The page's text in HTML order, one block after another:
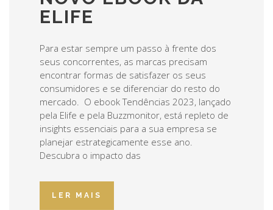
ELIFE
Para estar sempre um passo à frente dos
seus concorrentes, as marcas precisam
encontrar formas de satisfazer os seus
consumidores e se diferenciar do resto do
mercado. O ebook Tendências 2023, lançado
pela Elife e pela Buzzmonitor, está repleto de
insights essenciais para a sua empresa se
planejar estrategicamente esse ano.
Descubra o impacto das
LER MAIS